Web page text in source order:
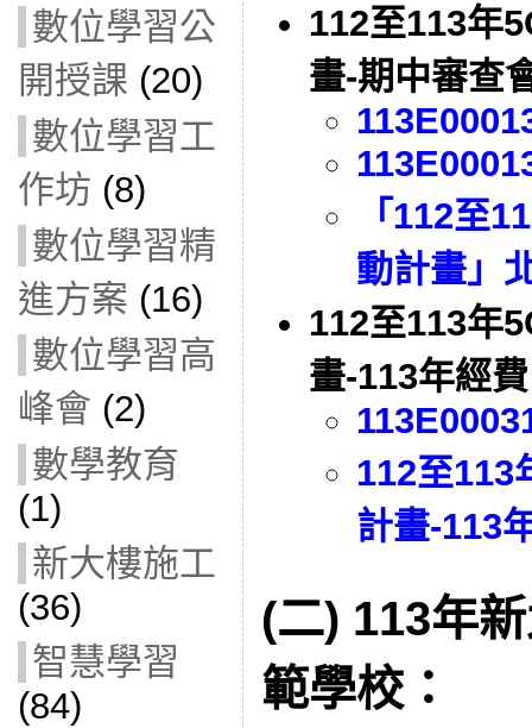
數位學習公
開授課 (20)
數位學習工
作坊 (8)
數位學習精
進方案 (16)
數位學習高
峰會 (2)
數學教育
(1)
新大樓施工
(36)
智慧學習
(84)
112至113年
畫-期中審查
「112至
動計畫」
112至113年
畫-113年經
112⾄113
計畫-113
(二) 113年
範學校：